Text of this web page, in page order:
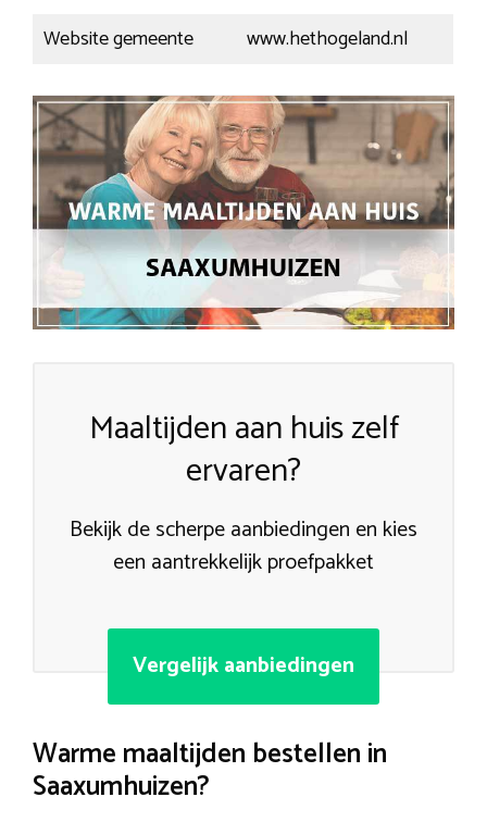
Website gemeente
www.hethogeland.nl
Maaltijden aan huis zelf
ervaren?
Bekijk de scherpe aanbiedingen en kies
een aantrekkelijk proefpakket
Vergelijk aanbiedingen
Warme maaltijden bestellen in
Saaxumhuizen?